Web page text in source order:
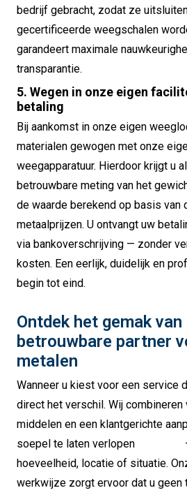
bedrijf gebracht, zodat ze
gecertificeerde weegschalen
garandeert maximale
transparantie.
5. Wegen in onze eigen
betaling
Bij aankomst in onze eigen
materialen gewogen met onze
weegapparatuur. Hierdoor krijgt u
betrouwbare meting van het
de waarde berekend op basis van
metaalprijzen. U ontvangt uw
via bankoverschrijving — zonder
kosten. Een eerlijk, duidelijk en
begin tot eind.
Ontdek het gemak van
betrouwbare partner
metalen
Wanneer u kiest voor een service
direct het verschil. Wij combineren
middelen en een klantgerichte
soepel te laten verlopen
hoeveelheid, locatie of situatie.
werkwijze zorgt ervoor dat u geen